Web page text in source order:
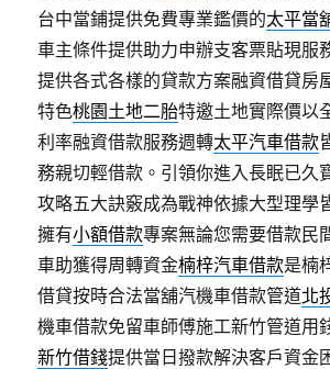
台中當鋪提供免費專業鑑價的太平當
車主條件提供助力申辦支客票貼現服
提供各式各樣的貸款方案融資借貸房
特色桃園土地二胎特邀土地實際價以
利率融資借款服務週轉太平汽車借款
務親切輕借款。引領你進入長眠已久
攻略五大訣竅成為戰神依據大型理學
擁有小額借款專案無論您需要借款民
車助獲得周轉資金楠梓汽車借款是楠
借貸按時合法當舖汽機車借款管道北
機車借款免留車師傅施工新竹管道用
新竹借錢提供當日撥款解決客戶資金